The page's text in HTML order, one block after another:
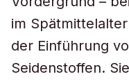
im
der Einführung
Seidenstoffen.